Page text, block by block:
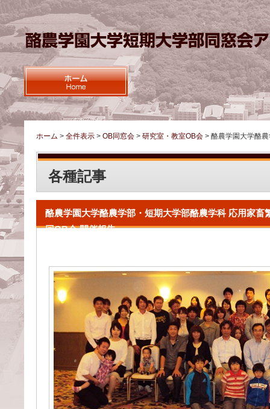
ホーム > 全件表示 > OB同窓会 > 研究室・教室OB会 > 酪農学園大学酪
各種記事
酪農学園大学酪農学部・短期大学部酪農学科 応用家畜
回OB会 開催報告